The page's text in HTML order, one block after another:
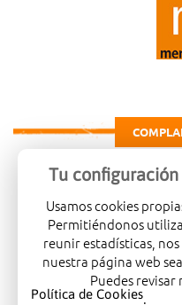
Carretera de
966081001
Legal warning
Tu
Usamos cookies
Permitiéndonos
reunir estadísticas,
nuestra página web
Puedes revisar
Política de Cookies.